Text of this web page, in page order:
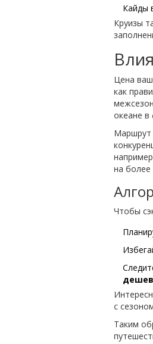
Кайды
Круизы
Цена
как
океане в
Маршрут
на более
Чтобы
с
Таким